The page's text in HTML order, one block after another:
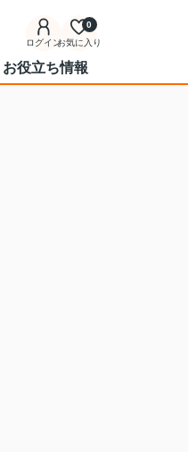
ログインお気に入り
0
お役立ち情報